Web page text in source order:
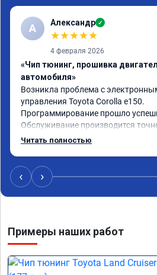
А Александр ✓
★★★★★
4 февраля 2026
«Чип тюнинг, прошивка
автомобиля»
Возникла проблема с
управления Toyota Corolla e150.
Программирование прошло
Обслуживание производится
записи, без задержек. Работой
Читать полностью
‹ ›
Примеры наших работ